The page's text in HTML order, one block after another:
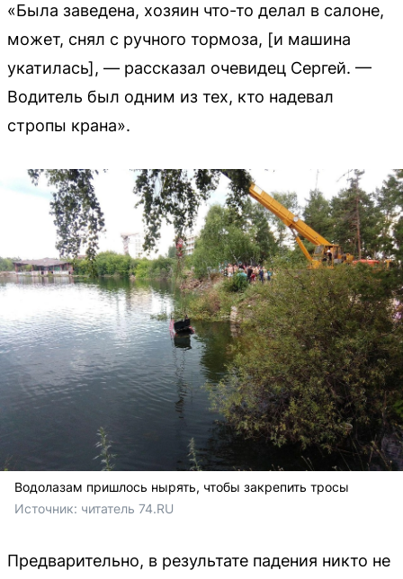
«Была заведена, хозяин что-то делал в салоне,
может, снял с ручного тормоза, [и машина
укатилась], — рассказал очевидец Сергей. —
Водитель был одним из тех, кто надевал
стропы крана».
Водолазам пришлось нырять, чтобы закрепить тросы
Источник: читатель 74.RU
Предварительно, в результате падения никто не